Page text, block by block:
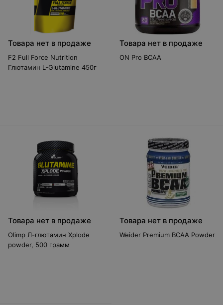
Товара нет в продаже
F2 Full Force Nutrition
Глютамин L-Glutamine 450г
Товара нет в продаже
ON Pro BCAA
Товара нет в продаже
Olimp Л-глютамин Xplode
powder, 500 грамм
Товара нет в продаже
Weider Premium BCAA Powder